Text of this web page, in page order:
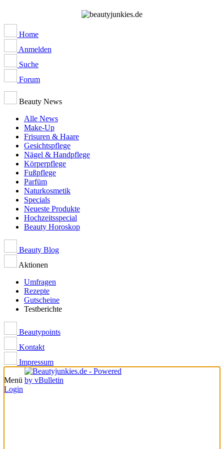
Home
Anmelden
Suche
Forum
Beauty News
Alle News
Make-Up
Frisuren & Haare
Gesichtspflege
Nägel & Handpflege
Körperpflege
Fußpflege
Parfüm
Naturkosmetik
Specials
Neueste Produkte
Hochzeitsspecial
Beauty Horoskop
Beauty Blog
Aktionen
Umfragen
Rezepte
Gutscheine
Testberichte
Beautypoints
Kontakt
Impressum
Menü
Login